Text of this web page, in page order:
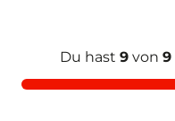
Du hast 9 von 9